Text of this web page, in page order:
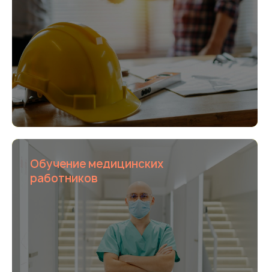
Обучение медицинских
работников